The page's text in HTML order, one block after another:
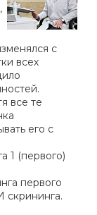
с
всех
все те
его с
1 (первого)
первого
скрининга.